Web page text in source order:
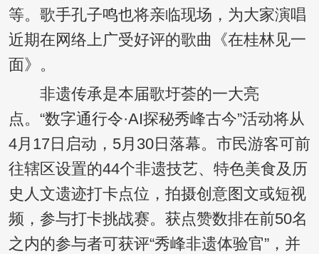
等。歌手孔子鸣也将亲临现场，为大家演唱
近期在网络上广受好评的歌曲《在桂林见一
面》。
非遗传承是本届歌圩荟的一大亮
点。“数字通行令·AI探秘秀峰古今”活动将从
4月17日启动，5月30日落幕。市民游客可前
往辖区设置的44个非遗技艺、特色美食及历
史人文遗迹打卡点位，拍摄创意图文或短视
频，参与打卡挑战赛。获点赞数排在前50名
之内的参与者可获评“秀峰非遗体验官”，并